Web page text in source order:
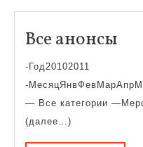
Все анонсы
-Год20102011
-
— Все категории
(далее…)